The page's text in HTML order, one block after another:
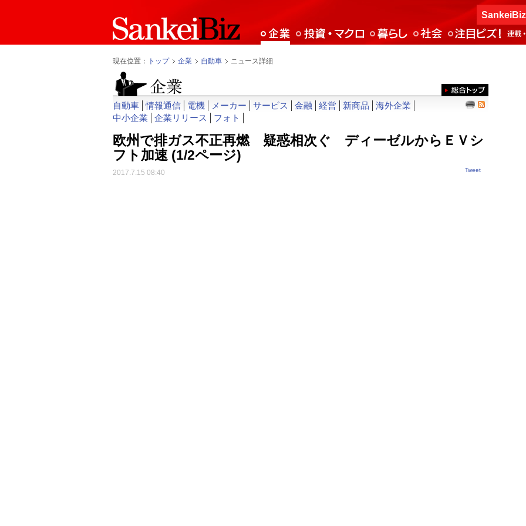
現在位置： トップ 企業 自動車 ニュース詳細
自動車 情報通信 電機 メーカー サービス 金融 経営 新商品
海外企業
中小企業
企業リリース フォト
欧州で排ガス不正再燃 疑惑相次ぐ ディーゼルからＥＶシ
フト加速 (1/2ページ)
2017.7.15 08:40 Tweet